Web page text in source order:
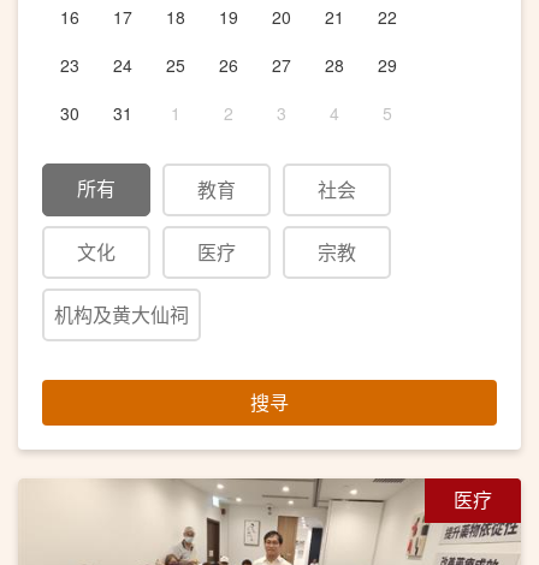
16
17 18 19 20 21
22
23
24 25 26 27 28
29
30
31 1 2 3 4 5
所有 教育 社会
文化 医疗 宗教
机构及黄大仙祠
搜寻
医疗